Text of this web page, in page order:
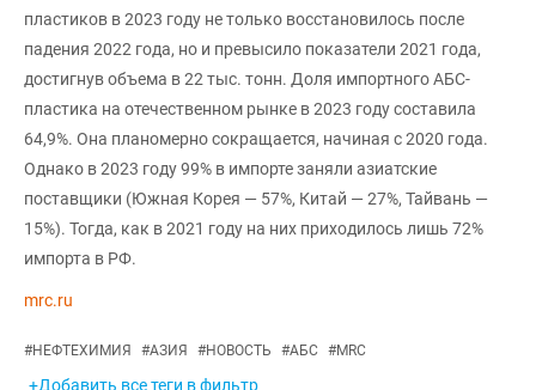
пластиков в 2023 году не только восстановилось после
падения 2022 года, но и превысило показатели 2021 года,
достигнув объема в 22 тыс. тонн. Доля импортного АБС-
пластика на отечественном рынке в 2023 году составила
64,9%. Она планомерно сокращается, начиная с 2020 года.
Однако в 2023 году 99% в импорте заняли азиатские
поставщики (Южная Корея — 57%, Китай — 27%, Тайвань —
15%). Тогда, как в 2021 году на них приходилось лишь 72%
импорта в РФ.
mrc.ru
#НЕФТЕХИМИЯ #АЗИЯ #НОВОСТЬ #АБС #MRC
+Добавить все теги в фильтр